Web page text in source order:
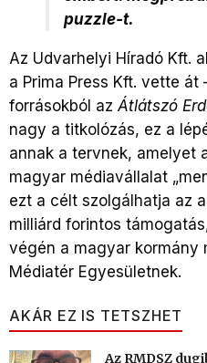
puzzle-t.
Az Udvarhelyi Híradó Kft.
a Prima Press Kft. vette át
forrásokból az Átlátszó
nagy a titkolózás, ez a
annak a tervnek, amelyet
magyar médiavállalat
ezt a célt szolgálhatja az
milliárd forintos
végén a magyar kormány
Médiatér Egyesületnek.
AKÁR EZ IS TETSZHET
Az RMDSZ